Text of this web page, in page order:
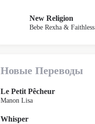
New Religion
Bebe Rexha & Faithless
Новые Переводы
Le Petit Pêcheur
Manon Lisa
Whisper